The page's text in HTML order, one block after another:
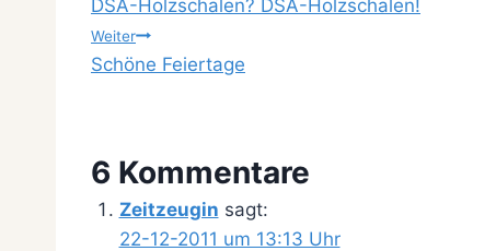
DSA-Holzschalen? DSA-Holzschalen!
Weiter
Schöne Feiertage
6 Kommentare
Zeitzeugin sagt:
22-12-2011 um 13:13 Uhr